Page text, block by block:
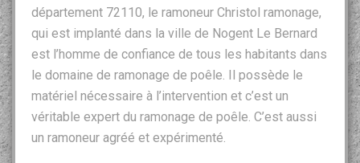
département 72110, le ramoneur Christol ramonage,
qui est implanté dans la ville de Nogent Le Bernard
est l’homme de confiance de tous les habitants dans
le domaine de ramonage de poêle. Il possède le
matériel nécessaire à l’intervention et c’est un
véritable expert du ramonage de poêle. C’est aussi
un ramoneur agréé et expérimenté.